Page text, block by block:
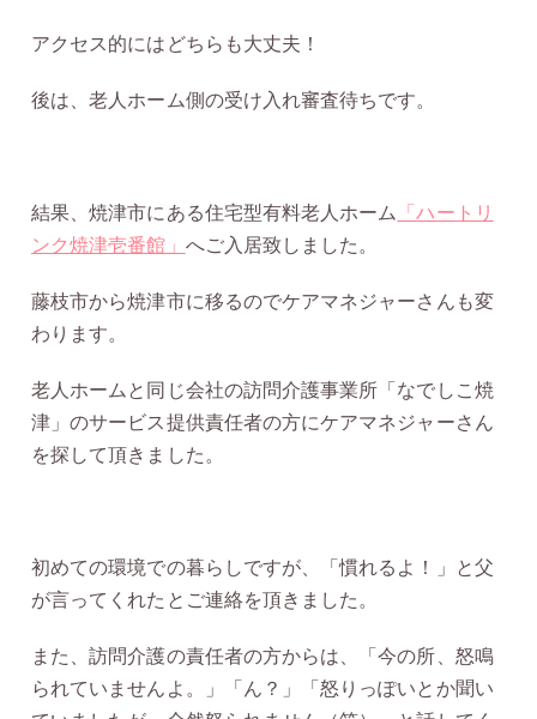
アクセス的にはどちらも大丈夫！
後は、老人ホーム側の受け入れ審査待ちです。
結果、焼津市にある住宅型有料老人ホーム
「ハートリ
ンク焼津壱番館」 へご入居致しました。
藤枝市から焼津市に移るのでケアマネジャーさんも変
わります。
老人ホームと同じ会社の訪問介護事業所「なでしこ焼
津」のサービス提供責任者の方にケアマネジャーさん
を探して頂きました。
初めての環境での暮らしですが、「慣れるよ！」と父
が言ってくれたとご連絡を頂きました。
また、訪問介護の責任者の方からは、「今の所、怒鳴
られていませんよ。」「ん？」「怒りっぽいとか聞い